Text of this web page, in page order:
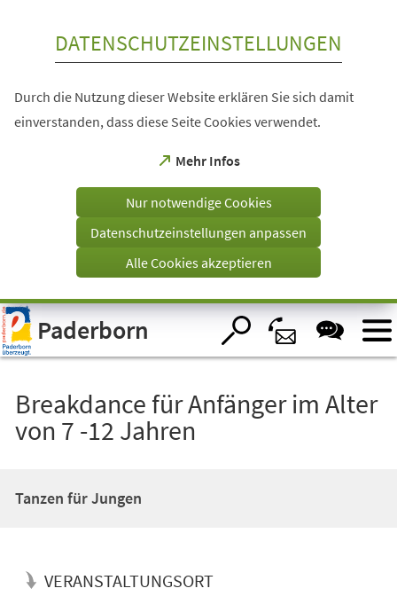
Visuelle
Assistenzsoftware
öffnen.
DATENSCHUTZEINSTELLUNGEN
Durch die Nutzung dieser Website erklären Sie sich damit
einverstanden, dass diese Seite Cookies verwendet.
Mehr Infos
(Öffnet
einem
Tab)
Nur notwendige Cookies
Datenschutzeinstellungen anpassen
Alle Cookies akzeptieren
Paderborn
Breakdance für Anfänger im Alter
von 7 -12 Jahren
Tanzen für Jungen
VERANSTALTUNGSORT